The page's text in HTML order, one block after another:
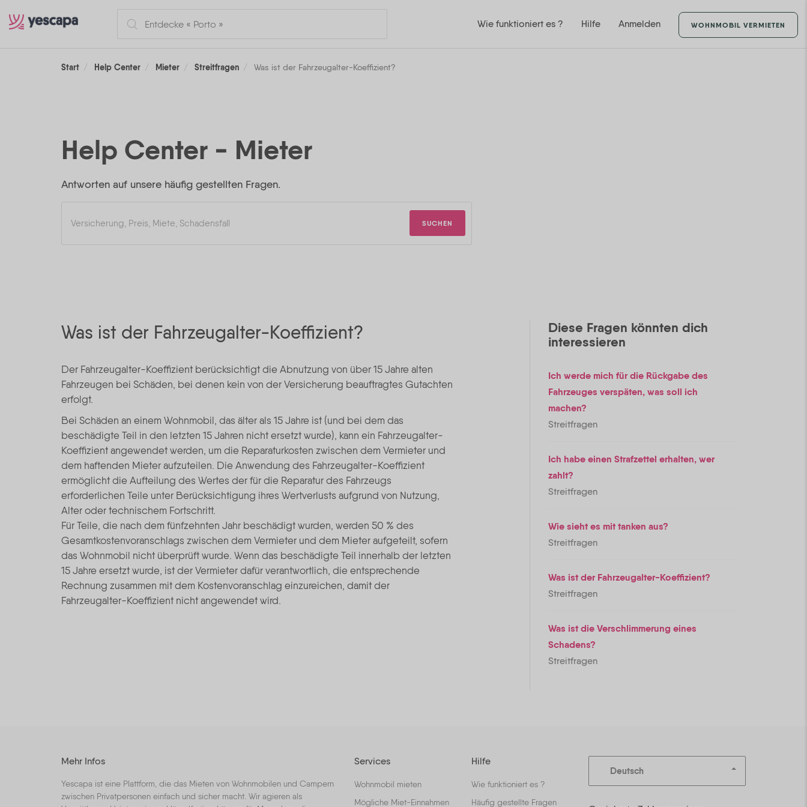
Wie funktioniert es ? Hilfe Anmelden WOHNMOBIL VERMIETEN
Start Help Center Mieter Streitfragen Was ist der Fahrzeugalter-Koeffizient?
Help Center - Mieter
Antworten auf unsere häufig gestellten Fragen.
SUCHEN
Was ist der Fahrzeugalter-Koeffizient?
Der Fahrzeugalter-Koeffizient berücksichtigt die Abnutzung von über 15 Jahre alten
Fahrzeugen bei Schäden, bei denen kein von der Versicherung beauftragtes Gutachten
erfolgt.
Bei Schäden an einem Wohnmobil, das älter als 15 Jahre ist (und bei dem das
beschädigte Teil in den letzten 15 Jahren nicht ersetzt wurde), kann ein Fahrzeugalter-
Koeffizient angewendet werden, um die Reparaturkosten zwischen dem Vermieter und
dem haftenden Mieter aufzuteilen. Die Anwendung des Fahrzeugalter-Koeffizient
ermöglicht die Aufteilung des Wertes der für die Reparatur des Fahrzeugs
erforderlichen Teile unter Berücksichtigung ihres Wertverlusts aufgrund von Nutzung,
Alter oder technischem Fortschritt.
Für Teile, die nach dem fünfzehnten Jahr beschädigt wurden, werden 50 % des
Gesamtkostenvoranschlags zwischen dem Vermieter und dem Mieter aufgeteilt, sofern
das Wohnmobil nicht überprüft wurde. Wenn das beschädigte Teil innerhalb der letzten
15 Jahre ersetzt wurde, ist der Vermieter dafür verantwortlich, die entsprechende
Rechnung zusammen mit dem Kostenvoranschlag einzureichen, damit der
Fahrzeugalter-Koeffizient nicht angewendet wird.
Diese Fragen könnten dich
interessieren
Ich werde mich für die Rückgabe des
Fahrzeuges verspäten, was soll ich
machen?
Streitfragen
Ich habe einen Strafzettel erhalten, wer
zahlt?
Streitfragen
Wie sieht es mit tanken aus?
Streitfragen
Was ist der Fahrzeugalter-Koeffizient?
Streitfragen
Was ist die Verschlimmerung eines
Schadens?
Streitfragen
Mehr Infos
Yescapa ist eine Plattform, die das Mieten von Wohnmobilen und Campern
zwischen Privatpersonen einfach und sicher macht. Wir agieren als
Services
Wohnmobil mieten
Mögliche Miet-Einnahmen
Hilfe
Wie funktioniert es ?
Häufig gestellte Fragen
Deutsch